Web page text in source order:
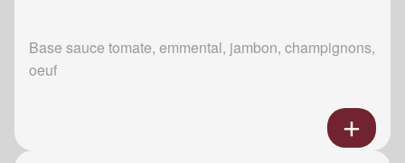
Base sauce tomate, emmental, jambon, champignons,
oeuf